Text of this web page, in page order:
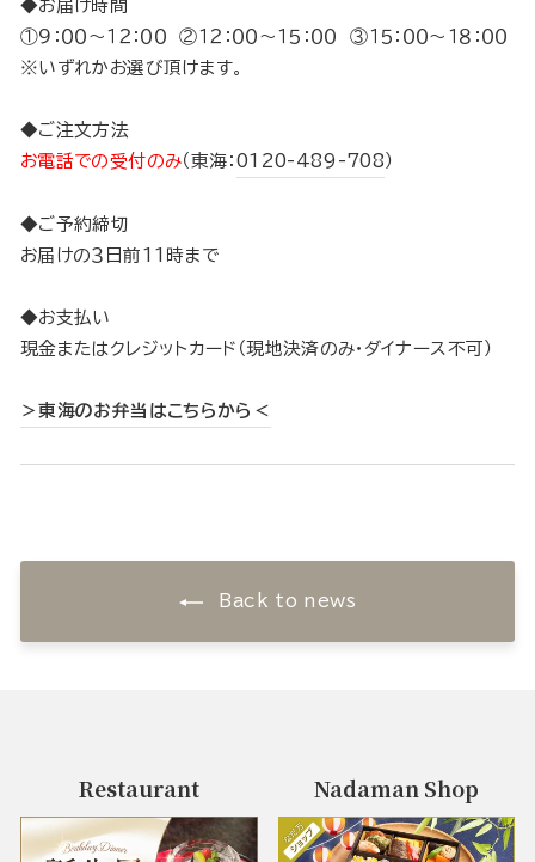
◆お届け時間
①９：００～１２：００ ②１２：００～１５：００ ③１５：００～１８：００
※いずれかお選び頂けます。
◆ご注文方法
お電話での受付のみ（東海： 0120-489-708 ）
◆ご予約締切
お届けの３日前11時まで
◆お支払い
現金またはクレジットカード（現地決済のみ・ダイナース不可）
＞東海のお弁当はこちらから＜
Back to news
Restaurant Nadaman Shop